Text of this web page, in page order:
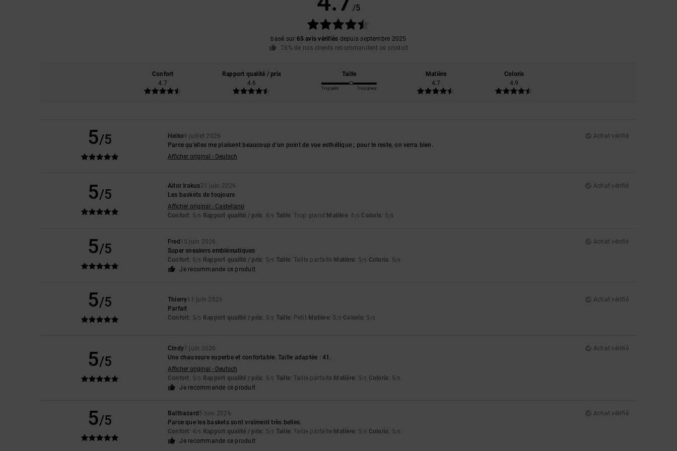
/5
basé sur 65 avis vérifiés depuis septembre 2025
78% de nos clients recommandent ce produit
Confort
4.7
Rapport qualité / prix
4.6
Taille
Trop petit Trop grand
Matière
4.7
Coloris
4.9
5/5 Heiko9 juillet 2026
Achat vérifié
Parce qu'elles me plaisent beaucoup d'un point de vue esthétique ; pour le reste, on verra bien.
Afficher original - Deutsch
5/5
Aitor Irakus21 juin 2026
Achat vérifié
Les baskets de toujours
Afficher original - Castellano
Confort: 5/5 Rapport qualité / prix: 4/5 Taille: Trop grand Matière: 4 /5 Coloris: 5/5
5/5 Fred 15 juin 2026
Achat vérifié
Super sneakers emblématiques
Confort: 5/5 Rapport qualité / prix: 5/5 Taille: Taille parfaite Matière: 5/5 Coloris: 5/5
Je recommande ce produit
5/5 Thierry11 juin 2026
Achat vérifié
Parfait
Confort: 5/5 Rapport qualité / prix: 5/5 Taille: Petit Matière: 5 /5 Coloris: 5 /5
5/5
Cindy7 juin 2026
Achat vérifié
Une chaussure superbe et confortable. Taille adaptée : 41.
Afficher original - Deutsch
Confort: 5/5 Rapport qualité / prix: 5/5 Taille: Taille parfaite Matière: 5/5 Coloris: 5/5
Je recommande ce produit
5/5 Balthazard 5 juin 2026
Achat vérifié
Parce que les baskets sont vraiment très belles.
Confort: 4/5 Rapport qualité / prix: 5/5 Taille: Taille parfaite Matière: 5/5 Coloris: 5/5
Je recommande ce produit